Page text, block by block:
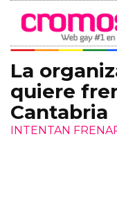
La
quiere
Cantabria
INTENTAN